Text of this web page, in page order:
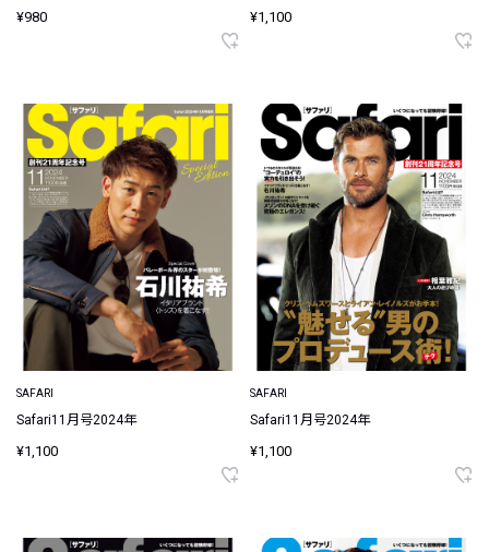
¥980 ¥1,100
SAFARI
Safari11月号2024年
¥1,100
SAFARI
Safari11月号2024年
¥1,100